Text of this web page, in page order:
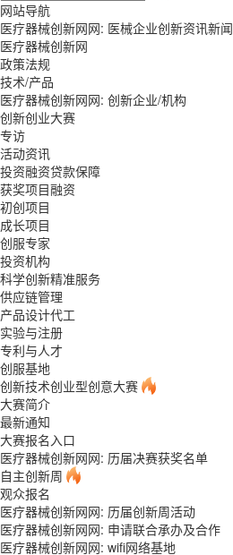
网站导航
医疗器械创新网网: 医械企业创新资讯新闻
医疗器械创新网
政策法规
技术/产品
医疗器械创新网网: 创新企业/机构
创新创业大赛
专访
活动资讯
投资融资贷款保障
获奖项目融资
初创项目
成长项目
创服专家
投资机构
科学创新精准服务
供应链管理
产品设计代工
实验与注册
专利与人才
创服基地
创新技术创业型创意大赛
大赛简介
最新通知
大赛报名入口
医疗器械创新网网: 历届决赛获奖名单
自主创新周
观众报名
医疗器械创新网网: 历届创新周活动
医疗器械创新网网: 申请联合承办及合作
医疗器械创新网网: wifi网络基地